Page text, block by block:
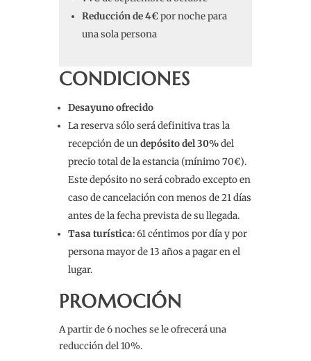
Reducción de 4€por noche para
una sola persona
CONDICIONES
Desayuno ofrecido
La reserva sólo será definitiva tras la
recepción de undepósito del 30%del
precio total de la estancia (mínimo 70€).
Este depósito no será cobrado excepto en
caso de cancelación con menos de 21 días
antes de la fecha prevista de su llegada.
Tasa turística: 61 céntimos por día y por
persona mayor de 13 años a pagar en el
lugar.
PROMOCIÓN
A partir de 6 noches se le ofrecerá una
reducción del 10%.